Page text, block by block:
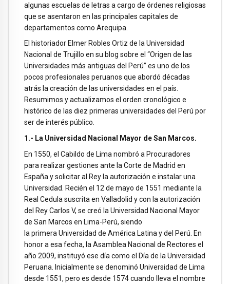
algunas escuelas de letras a cargo de órdenes religiosas
que se asentaron en las principales capitales de
departamentos como Arequipa.
El historiador Elmer Robles Ortiz de la Universidad
Nacional de Trujillo en su blog sobre el “Origen de las
Universidades más antiguas del Perú” es uno de los
pocos profesionales peruanos que abordó décadas
atrás la creación de las universidades en el país.
Resumimos y actualizamos el orden cronológico e
histórico de las diez primeras universidades del Perú por
ser de interés público.
1.- La Universidad Nacional Mayor de San Marcos.
En 1550, el Cabildo de Lima nombró a Procuradores
para realizar gestiones ante la Corte de Madrid en
España y solicitar al Rey la autorización e instalar una
Universidad. Recién el 12 de mayo de 1551 mediante la
Real Cedula suscrita en Valladolid y con la autorización
del Rey Carlos V, se creó la Universidad Nacional Mayor
de San Marcos en Lima-Perú, siendo
la primera Universidad de América Latina y del Perú. En
honor a esa fecha, la Asamblea Nacional de Rectores el
año 2009, instituyó ese día como el Día de la Universidad
Peruana. Inicialmente se denominó Universidad de Lima
desde 1551, pero es desde 1574 cuando lleva el nombre